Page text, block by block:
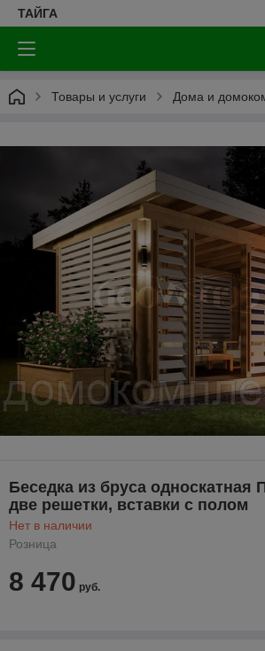
ТАЙГА
Товары и услуги Дома и
Беседка из бруса односкатная
две решетки, вставки с полом
Нет в наличии
Розница
8 470 руб.